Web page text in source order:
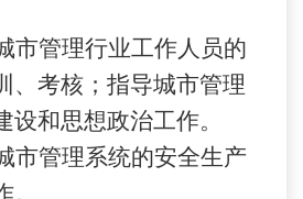
市管理行业工作人员的
、考核；指导城市管理
设和思想政治工作。
市管理系统的安全生产